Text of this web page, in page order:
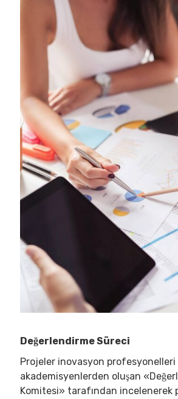
Değerlendirme Süreci
Projeler inovasyon profesyonelleri
akademisyenlerden oluşan
Komitesi» tarafından incelenerek